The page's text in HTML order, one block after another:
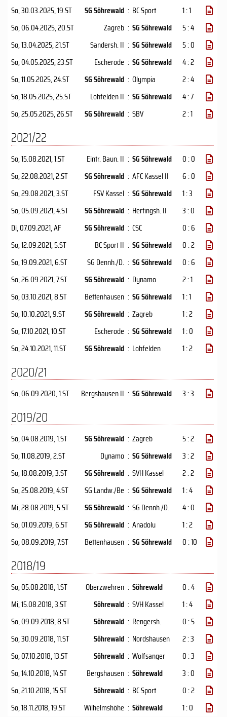
So, 30.03.2025, 19.ST SG Söhrewald : BC Sport
1 : 1
So, 06.04.2025, 20.ST Zagreb : SG Söhrewald
5 : 4
So, 13.04.2025, 21.ST Sandersh. II : SG Söhrewald
5 : 0
So, 04.05.2025, 23.ST Escherode : SG Söhrewald
4 : 2
So, 11.05.2025, 24.ST SG Söhrewald : Olympia
2 : 4
So, 18.05.2025, 25.ST Lohfelden II : SG Söhrewald
4 : 7
So, 25.05.2025, 26.ST SG Söhrewald : SBV 2 : 1
2021/22
So, 15.08.2021, 1.ST Eintr. Baun. II : SG Söhrewald
0 : 0
So, 22.08.2021, 2.ST SG Söhrewald : AFC Kassel II
6 : 0
So, 29.08.2021, 3.ST FSV Kassel : SG Söhrewald
1 : 3
So, 05.09.2021, 4.ST SG Söhrewald : Hertingsh. II
3 : 0
Di, 07.09.2021, AF SG Söhrewald : CSC
0 : 6
So, 12.09.2021, 5.ST BC Sport II : SG Söhrewald
0 : 2
So, 19.09.2021, 6.ST SG Dennh./D. : SG Söhrewald
0 : 6
So, 26.09.2021, 7.ST SG Söhrewald : Dynamo
2 : 1
So, 03.10.2021, 8.ST Bettenhausen : SG Söhrewald
1 : 1
So, 10.10.2021, 9.ST SG Söhrewald : Zagreb
1 : 2
So, 17.10.2021, 10.ST Escherode : SG Söhrewald
1 : 0
So, 24.10.2021, 11.ST SG Söhrewald : Lohfelden 1 : 2
2020/21
So, 06.09.2020, 1.ST Bergshausen II : SG Söhrewald 3 : 3
2019/20
So, 04.08.2019, 1.ST SG Söhrewald : Zagreb
5 : 2
So, 11.08.2019, 2.ST Dynamo : SG Söhrewald
3 : 2
So, 18.08.2019, 3.ST SG Söhrewald : SVH Kassel
2 : 2
So, 25.08.2019, 4.ST SG Landw./Be : SG Söhrewald
1 : 4
Mi, 28.08.2019, 5.ST SG Söhrewald : SG Dennh./D.
4 : 0
So, 01.09.2019, 6.ST SG Söhrewald : Anadolu
1 : 2
So, 08.09.2019, 7.ST Bettenhausen : SG Söhrewald 0 : 10
2018/19
So, 05.08.2018, 1.ST Oberzwehren : Söhrewald
0 : 4
Mi, 15.08.2018, 3.ST Söhrewald : SVH Kassel
1 : 4
So, 09.09.2018, 8.ST Söhrewald : Rengersh.
0 : 5
So, 30.09.2018, 11.ST Söhrewald : Nordshausen
2 : 3
So, 07.10.2018, 13.ST Söhrewald : Wolfsanger
0 : 3
So, 14.10.2018, 14.ST Bergshausen : Söhrewald
3 : 0
So, 21.10.2018, 15.ST Söhrewald : BC Sport
0 : 2
So, 18.11.2018, 19.ST Wilhelmshöhe : Söhrewald 1 : 0